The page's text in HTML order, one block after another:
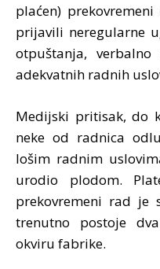
plaćen)
prijavili neregularne
otpuštanja,
adekvatnih radnih
Medijski pritisak, do
neke od radnica
lošim radnim
urodio plodom.
prekovremeni rad je
trenutno postoje
okviru fabrike.